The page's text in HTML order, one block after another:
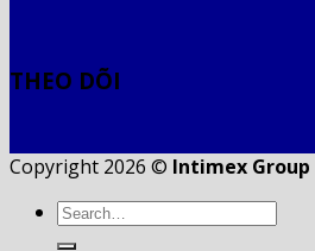
THEO DÕI
Copyright 2026 © Intimex Group